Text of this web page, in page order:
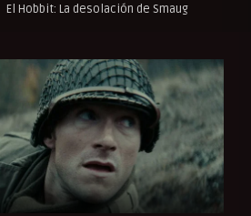
El Hobbit: La desolación de Smaug